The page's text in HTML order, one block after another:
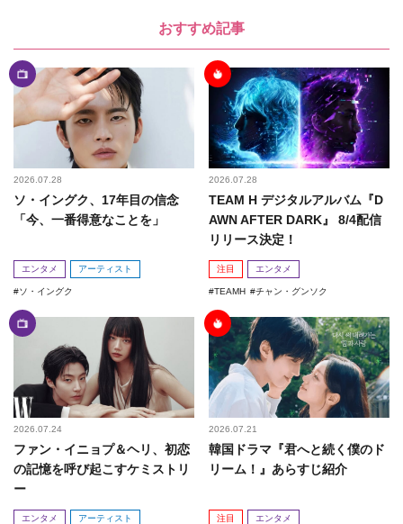
おすすめ記事
2026.07.28
ソ・イングク、17年目の信念
「今、一番得意なことを」
エンタメ アーティスト
ソ・イングク
2026.07.28
TEAM H デジタルアルバム『D
AWN AFTER DARK』 8/4配信
リリース決定！
注目 エンタメ
TEAMH チャン・グンソク
2026.07.24
ファン・イニョプ＆ヘリ、初恋
の記憶を呼び起こすケミストリ
ー
エンタメ アーティスト
2026.07.21
韓国ドラマ『君へと続く僕のド
リーム！』あらすじ紹介
注目 エンタメ